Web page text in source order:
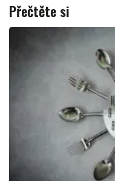
Přečtěte si